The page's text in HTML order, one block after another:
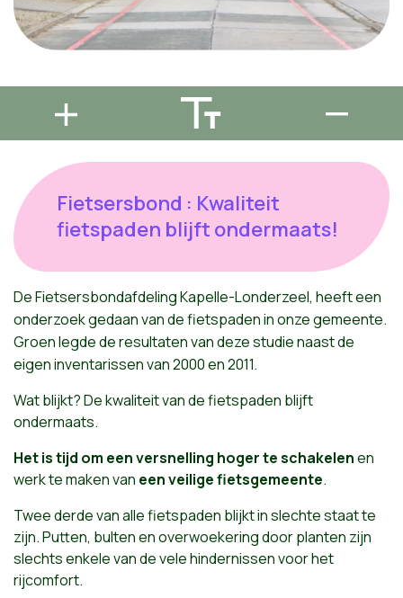
Fietsersbond : Kwaliteit
fietspaden blijft ondermaats!
De Fietsersbondafdeling Kapelle-Londerzeel, heeft een
onderzoek gedaanvan defietspadeninonze gemeente.
Groen legdederesultatenvandeze studie naast de
eigen inventarissen van 2000 en 2011.
Wat blijkt? De kwaliteit van de fietspaden blijft
ondermaats.
Het is tijd om een versnelling hoger te schakelenen
werk te maken van een veilige fietsgemeente.
Twee derde van alle fietspaden blijkt in slechte staat te
zijn. Putten, bulten en overwoekering door planten zijn
slechts enkele van de vele hindernissen voor het
rijcomfort.